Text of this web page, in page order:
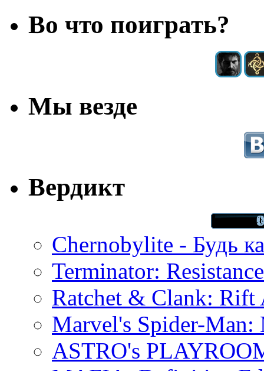
Во что поиграть?
Мы везде
Вердикт
Chernobylite - Будь
Terminator:
Ratchet & Clank: Rift
Marvel's Spider-Man:
ASTRO's